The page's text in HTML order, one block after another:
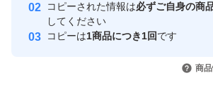
取引実績
引を完了さ
コピーされた情報は必ずご自身の商
してください
コピーは1商品につき1回です
商